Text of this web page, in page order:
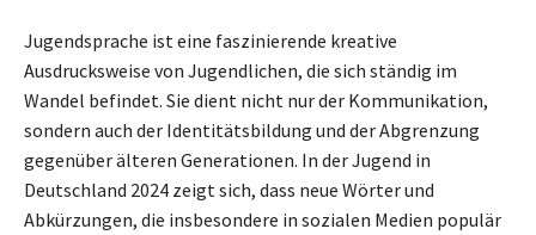
Jugendsprache ist eine faszinierende kreative
Ausdrucksweise von Jugendlichen, die sich ständig im
Wandel befindet. Sie dient nicht nur der Kommunikation,
sondern auch der Identitätsbildung und der Abgrenzung
gegenüber älteren Generationen. In der Jugend in
Deutschland 2024 zeigt sich, dass neue Wörter und
Abkürzungen, die insbesondere in sozialen Medien populär